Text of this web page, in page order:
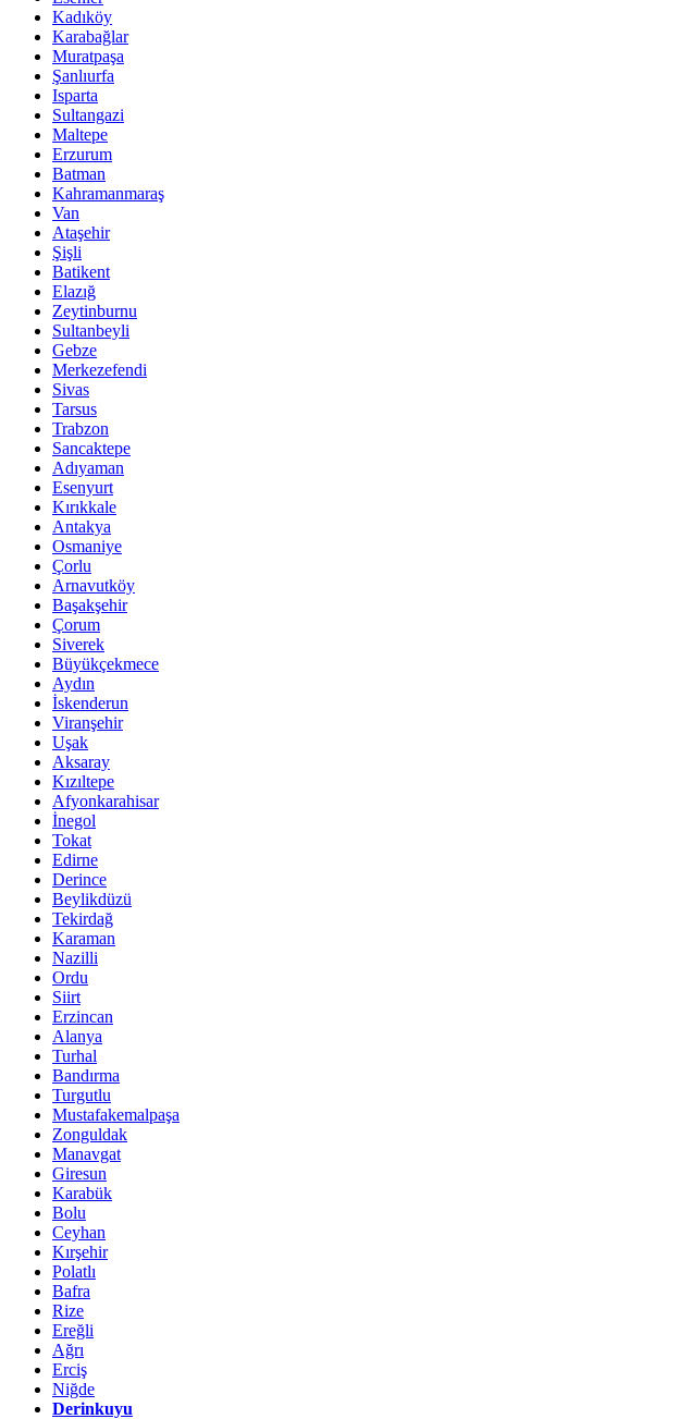
Kadıköy
Karabağlar
Muratpaşa
Şanlıurfa
Isparta
Sultangazi
Maltepe
Erzurum
Batman
Kahramanmaraş
Van
Ataşehir
Şişli
Batikent
Elazığ
Zeytinburnu
Sultanbeyli
Gebze
Merkezefendi
Sivas
Tarsus
Trabzon
Sancaktepe
Adıyaman
Esenyurt
Kırıkkale
Antakya
Osmaniye
Çorlu
Arnavutköy
Başakşehir
Çorum
Siverek
Büyükçekmece
Aydın
İskenderun
Viranşehir
Uşak
Aksaray
Kızıltepe
Afyonkarahisar
İnegol
Tokat
Edirne
Derince
Beylikdüzü
Tekirdağ
Karaman
Nazilli
Ordu
Siirt
Erzincan
Alanya
Turhal
Bandırma
Turgutlu
Mustafakemalpaşa
Zonguldak
Manavgat
Giresun
Karabük
Bolu
Ceyhan
Kırşehir
Polatlı
Bafra
Rize
Ereğli
Ağrı
Erciş
Niğde
Derinkuyu